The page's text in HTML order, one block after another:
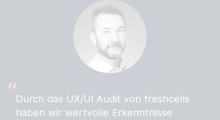
Durch das UX/UI Audit von freshcells
haben wir wertvolle Erkenntnisse